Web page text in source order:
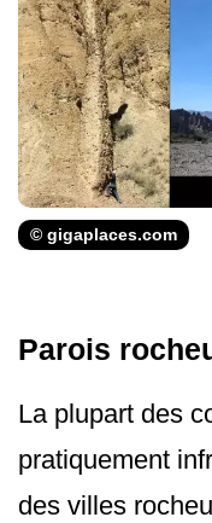
© gigaplaces.com
Parois
La plupart des
pratiquement
des villes